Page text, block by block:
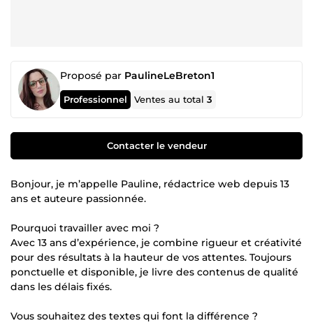
Proposé par PaulineLeBreton1
Professionnel Ventes au total3
Contacter le vendeur
Bonjour, je m’appelle Pauline, rédactrice web depuis 13
ans et auteure passionnée.
Pourquoi travailler avec moi ?
Avec 13 ans d’expérience, je combine rigueur et créativité
pour des résultats à la hauteur de vos attentes. Toujours
ponctuelle et disponible, je livre des contenus de qualité
dans les délais fixés.
Vous souhaitez des textes qui font la différence ?